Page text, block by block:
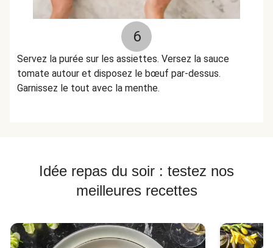
6
Servez la purée sur les assiettes. Versez la sauce
tomate autour et disposez le bœuf par-dessus.
Garnissez le tout avec la menthe.
Idée repas du soir : testez nos
meilleures recettes